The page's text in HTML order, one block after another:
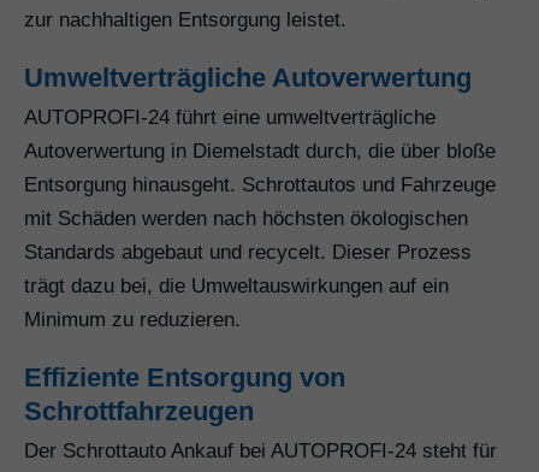
zur nachhaltigen Entsorgung leistet.
Umweltverträgliche Autoverwertung
AUTOPROFI-24 führt eine umweltverträgliche
Autoverwertung in Diemelstadt durch, die über bloße
Entsorgung hinausgeht. Schrottautos und Fahrzeuge
mit Schäden werden nach höchsten ökologischen
Standards abgebaut und recycelt. Dieser Prozess
trägt dazu bei, die Umweltauswirkungen auf ein
Minimum zu reduzieren.
Effiziente Entsorgung von
Schrottfahrzeugen
Der Schrottauto Ankauf bei AUTOPROFI-24 steht für